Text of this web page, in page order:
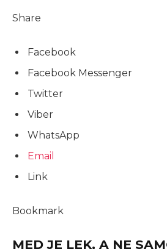
Share
Facebook
Facebook Messenger
Twitter
Viber
WhatsApp
Email
Link
Bookmark
MED JE LEK, A NE